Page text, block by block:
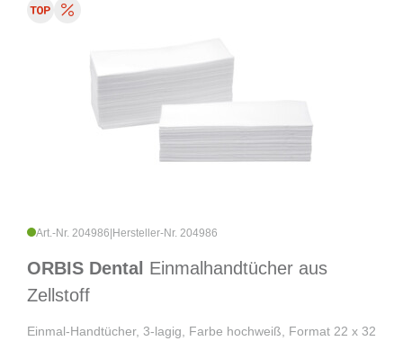
Art.-Nr. 204986 Hersteller-Nr. 204986
ORBIS Dental Einmalhandtücher aus
Zellstoff
Einmal-Handtücher, 3-lagig, Farbe hochweiß, Format 22 x 32